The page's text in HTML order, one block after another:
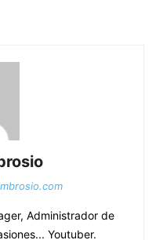
Administrador de
Youtuber.